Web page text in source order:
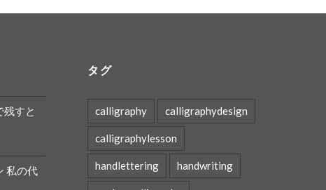
すと
私の代
タグ
calligraphy calligraphydesign
calligraphylesson
handlettering handwriting